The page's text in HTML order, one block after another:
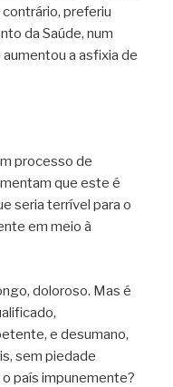
preferiu
da Saúde, num
a asfixia de
processo de
que este é
seria terrível para o
em meio à
doloroso. Mas é
e desumano,
sem piedade
país impunemente?